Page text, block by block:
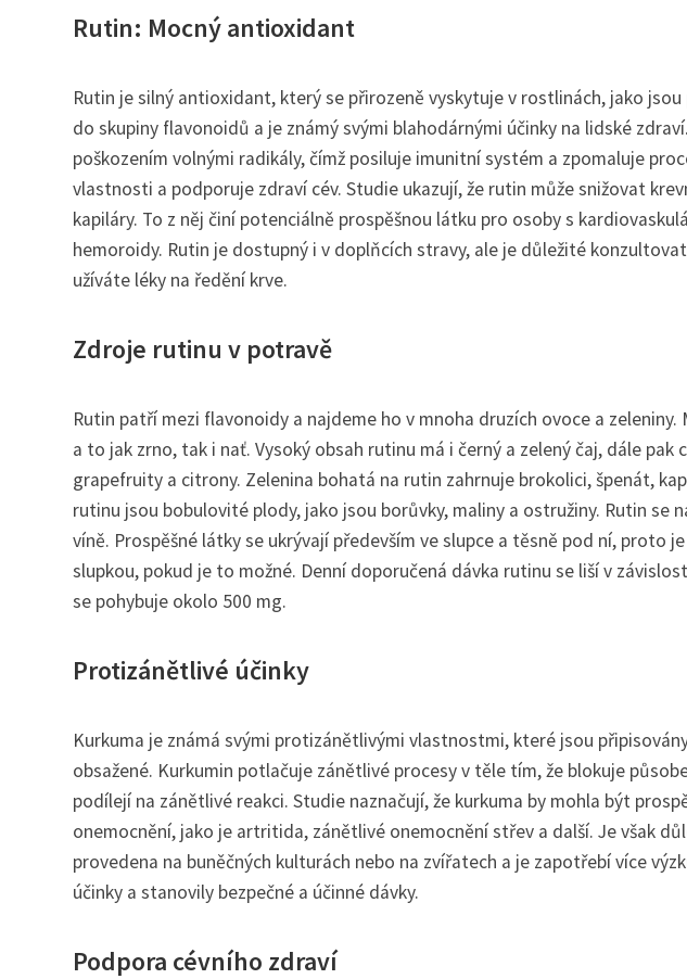
Rutin: Mocný antioxidant
Rutin je silný antioxidant, který se přirozeně vyskytuje v rostlinách, jako
do skupiny flavonoidů a je známý svými blahodárnými účinky na lidské
poškozením volnými radikály, čímž posiluje imunitní systém a zpomaluje
vlastnosti a podporuje zdraví cév. Studie ukazují, že rutin může snižovat
kapiláry. To z něj činí potenciálně prospěšnou látku pro osoby s
hemoroidy. Rutin je dostupný i v doplňcích stravy, ale je důležité
užíváte léky na ředění krve.
Zdroje rutinu v potravě
Rutin patří mezi flavonoidy a najdeme ho v mnoha druzích ovoce a
a to jak zrno, tak i nať. Vysoký obsah rutinu má i černý a zelený čaj, dále
grapefruity a citrony. Zelenina bohatá na rutin zahrnuje brokolici, špenát,
rutinu jsou bobulovité plody, jako jsou borůvky, maliny a ostružiny. Rutin se
víně. Prospěšné látky se ukrývají především ve slupce a těsně pod ní, proto
slupkou, pokud je to možné. Denní doporučená dávka rutinu se liší v
se pohybuje okolo 500 mg.
Protizánětlivé účinky
Kurkuma je známá svými protizánětlivými vlastnostmi, které jsou
obsažené. Kurkumin potlačuje zánětlivé procesy v těle tím, že blokuje
podílejí na zánětlivé reakci. Studie naznačují, že kurkuma by mohla být
onemocnění, jako je artritida, zánětlivé onemocnění střev a další. Je však
provedena na buněčných kulturách nebo na zvířatech a je zapotřebí více
účinky a stanovily bezpečné a účinné dávky.
Podpora cévního zdraví